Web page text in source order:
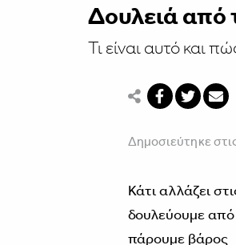
Δουλειά από
Τι είναι αυτό και
Δημοσιεύτηκε
Κάτι αλλάζει
δουλεύουμε από
πάρουμε βάρος